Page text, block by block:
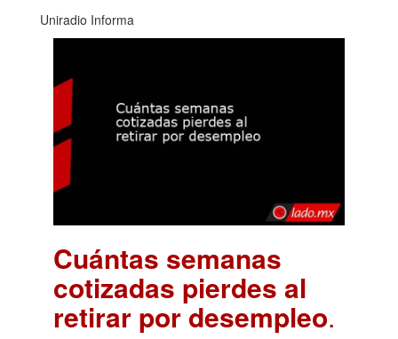
Uniradio Informa
Cuántas semanas
cotizadas pierdes al
retirar por desempleo.